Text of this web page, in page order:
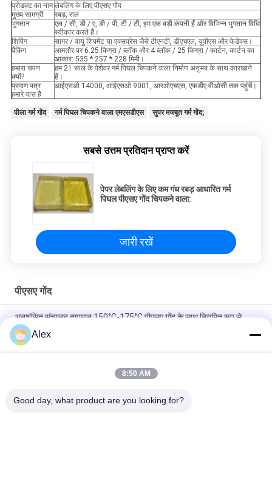
प्रोडक्ट का नाम लेबलिंग के लिए पीएसए गोंद
मुख्य सामग्री
रबड़, राल
भुगतान
एल / सी, डी / ए, डी / पी, टी / टी, हम एक बड़ी कंपनी हैं और विभिन्न भुगतान विधि
स्वीकार करते हैं।
शिपिंग
सागर / वायु शिपमेंट या एक्सप्रेस जैसे टीएनटी, डीएचएल, यूपीएस और फेडेक्स।
पैकिंग
आमतौर पर 6.25 किग्रा / ब्लॉक और 4 ब्लॉक / 25 किग्रा / कार्टन, कार्टन का
आकार: 535 * 257 * 228 मिमी।
हमारा चयन
क्यों?
हम 21 साल के पेशेवर गर्म पिघल चिपकने वाला निर्माण अनुभव के साथ कारखाने
हैं।
प्रमाण पत्र
हमारे पास है
आईएसओ 14000, आईएसओ 9001, आरओएचएस, एफडीए वीओसी तक पहुंचें।
पीला गर्म गोंद गर्म पिघल चिपकने वाला एमएसडीएस सुपर मजबूत गर्म गोंद;
सबसे उत्तम प्रतिदान प्राप्त करें
पेपर लेबलिंग के लिए कम गंध रबड़ आधारित गर्म
पिघल पीएसए गोंद चिपकने वाला:
जारी रखें
पीएसए गोंद
अनुशंसित संचालन तापमान 150°C-175°C पीएसए गोंद के साथ नियमित रूप से
चिपकने वाला पिघलने बॉक्स साफ करें
3 शाखा कारखानों और पेशेवर प्रबंधन से मानक नियंत्रण हॉट मेल्ट चिपकने वाला पेपर
उन्नत उत्पादन उपकरणों के लिए पारदर्शी चिपकने वाला पिघलने बॉक्स नियमित रूप से
Alex
8:50 AM
Good day, what product are you looking for?